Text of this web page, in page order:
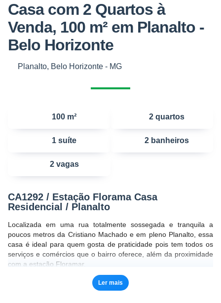
Casa com 2 Quartos à
Venda, 100 m² em Planalto -
Belo Horizonte
Planalto, Belo Horizonte - MG
100 m² 2 quartos
1 suíte 2 banheiros
2 vagas
CA1292 / Estação Florama Casa
Residencial / Planalto
Localizada em uma rua totalmente sossegada e tranquila a
poucos metros da Cristiano Machado e em pleno Planalto, essa
casa é ideal para quem gosta de praticidade pois tem todos os
serviços e comércios que o bairro oferece, além da proximidade
com a estação Floramar.
Mas essa também é uma casa para quem não abre mão de uma
Ler mais